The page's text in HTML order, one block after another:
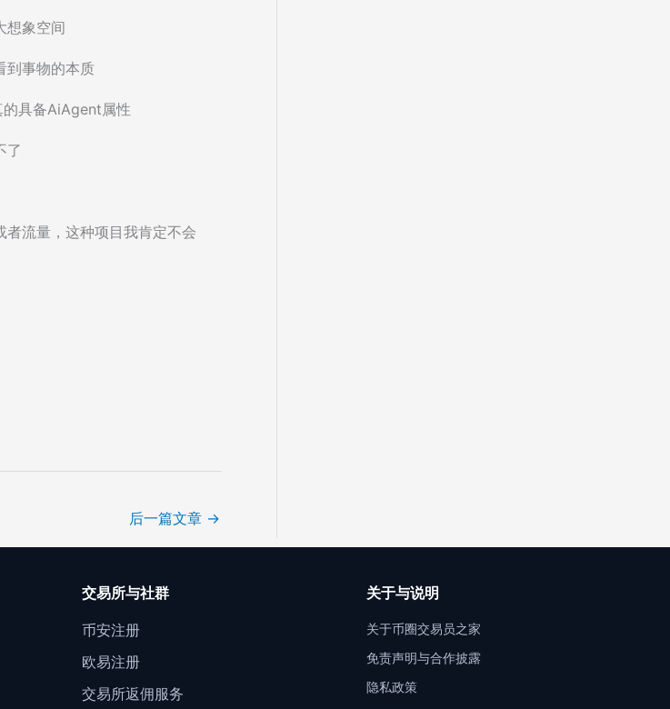
想象空间
到事物的本质
具备AiAgent属性
了
流量，这种项目我肯定不会
后一篇文章 →
交易所与社群
币安注册
欧易注册
交易所返佣服务
关于与说明
关于币圈交易员之家
免责声明与合作披露
隐私政策